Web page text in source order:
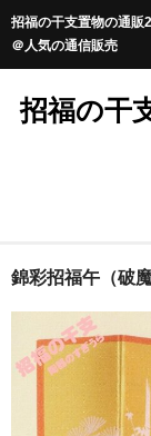
招福の干支置物の通販
＠人気の通信販売
招福の干
錦彩招福午（破